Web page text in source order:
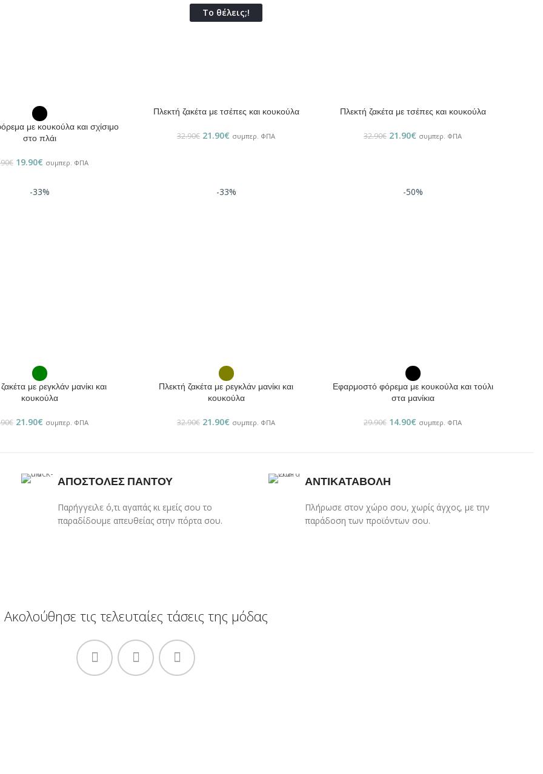
με κουκούλα και σχίσιμο
στο πλάι
€ 19.90€ συμπερ. ΦΠΑ
Το θέλεις;!
ΕΠΙΛΟΓΉ
Πλεκτή ζακέτα με τσέπες και κουκούλα
32.90€ 21.90€ συμπερ. ΦΠΑ
ΕΠΙΛΟΓΉ
Πλεκτή ζακέτα με τσέπες και κουκούλα
32.90€ 21.90€ συμπερ. ΦΠΑ
-33%
με ρεγκλάν μανίκι και
κουκούλα
€ 21.90€ συμπερ. ΦΠΑ
-33%
Πλεκτή ζακέτα με ρεγκλάν μανίκι και
κουκούλα
32.90€ 21.90€ συμπερ. ΦΠΑ
-50%
Εφαρμοστό φόρεμα με κουκούλα και τούλι
στα μανίκια
29.90€ 14.90€ συμπερ. ΦΠΑ
ΑΠΟΣΤΟΛΕΣ ΠΑΝΤΟΥ
Παρήγγειλε ό,τι αγαπάς κι εμείς σου το
παραδίδουμε απευθείας στην πόρτα σου.
ΑΝΤΙΚΑΤΑΒΟΛΗ
Πλήρωσε στον χώρο σου, χωρίς άγχος, με την
παράδοση των προϊόντων σου.
Ακολούθησε τις τελευταίες τάσεις της μόδας